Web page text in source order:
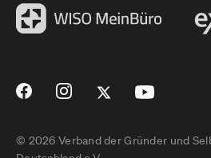
© 2026 Verband der Gründer und